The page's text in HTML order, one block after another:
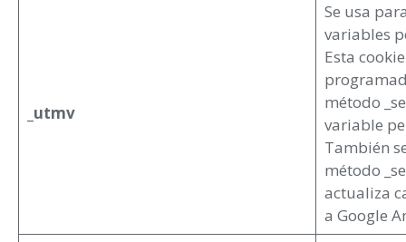
_utmv
Se usa
variables
Esta
método
variable
También
método
actualiza
a Google